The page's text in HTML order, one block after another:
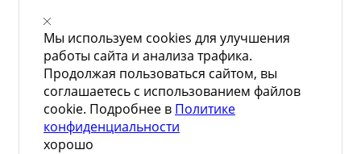
Мы используем cookies для улучшения
работы сайта и анализа трафика.
Продолжая пользоваться сайтом, вы
соглашаетесь с использованием файлов
cookie. Подробнее в Политике
конфиденциальности
хорошо